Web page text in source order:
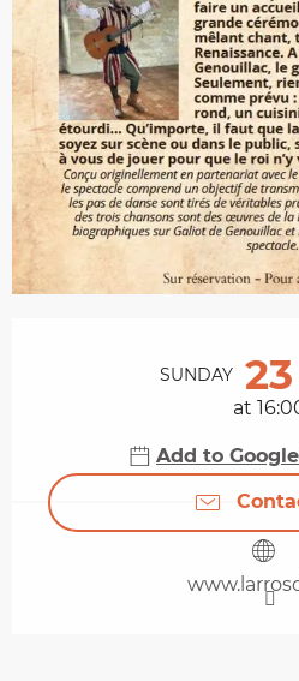
SUNDAY 23
at
Add to